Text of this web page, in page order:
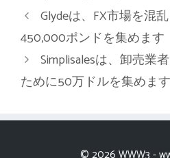
テ
ゴ
リ
ー
Glydeは、FX市場を混
450,000ポンドを集めます
Simplisalesは、卸売業
ために50万ドルを集めます